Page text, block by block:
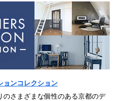
ョンコレクション
のさまざまな個性のある京都のデ